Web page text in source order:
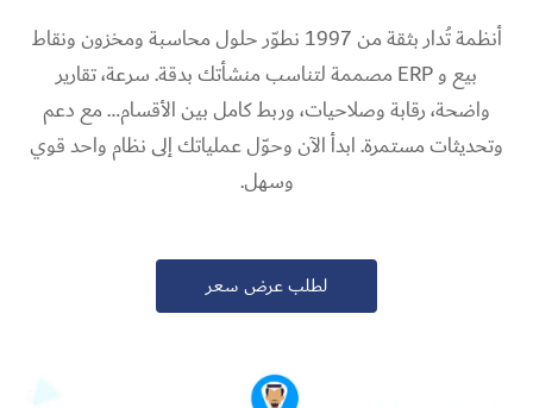
أنظمة تُدار بثقة من 1997 نطوّر حلول محاسبة ومخزون ونقاط
بيع و ERP مصممة لتناسب منشأتك بدقة. سرعة، تقارير
واضحة، رقابة وصلاحيات، وربط كامل بين الأقسام… مع دعم
وتحديثات مستمرة. ابدأ الآن وحوّل عملياتك إلى نظام واحد قوي
وسهل.
لطلب عرض سعر